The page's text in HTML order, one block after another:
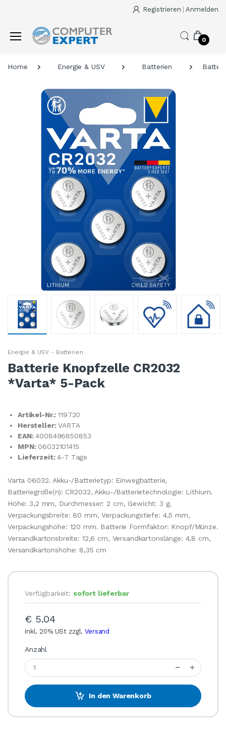
Registrieren Anmelden
0
Home Energie & USV Batterien
Energie & USV - Batterien
Batterie Knopfzelle CR2032
*Varta* 5-Pack
Artikel-Nr.:119720
Hersteller:VARTA
EAN:4008496850853
MPN: 06032101415
Lieferzeit:4-7 Tage
Varta 06032. Akku-/Batterietyp: Einwegbatterie,
Batteriegröße(n): CR2032, Akku-/Batterietechnologie: Lithium.
Höhe: 3,2 mm, Durchmesser: 2 cm, Gewicht: 3 g.
Verpackungsbreite: 80 mm, Verpackungstiefe: 4,5 mm,
Verpackungshöhe: 120 mm. Batterie Formfaktor: Knopf/Münze.
Versandkartonsbreite: 12,6 cm, Versandkartonslänge: 4,8 cm,
Versandkartonshöhe: 8,35 cm
Verfügbarkeit: sofort lieferbar
€ 5.04
inkl. 20% USt zzgl.Versand
Anzahl
In den Warenkorb